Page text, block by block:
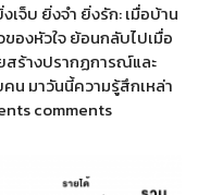
เจ็บ ยิ่งจำ ยิ่งรัก: เมื่อบ้าน
องหัวใจ ย้อนกลับไปเมื่อ
ยสร้างปรากฏการณ์และ
น มาวันนี้ความรู้สึกเหล่า
comments